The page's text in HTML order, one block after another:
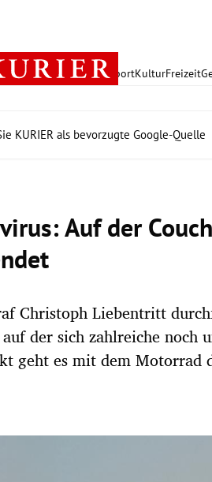
PolitikWirtschaft SportKulturFreizeit
KURIER als bevorzugte Google-Quelle
Auf der
Christoph Liebentritt
der sich zahlreiche noch
geht es mit dem Motorrad
öffnen/schließen